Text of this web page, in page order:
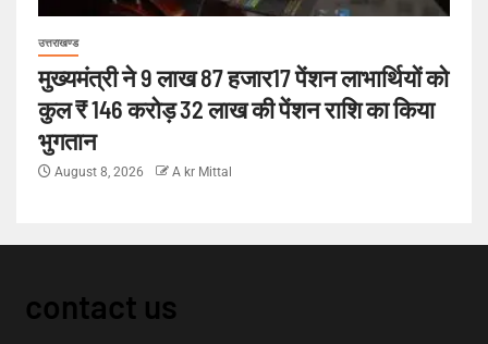
उत्तराखण्ड
मुख्यमंत्री ने 9 लाख 87 हजार17 पेंशन लाभार्थियों को
कुल ₹ 146 करोड़ 32 लाख की पेंशन राशि का किया
भुगतान
August 8, 2026 A kr Mittal
contact us